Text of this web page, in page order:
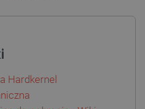
Hardkernel